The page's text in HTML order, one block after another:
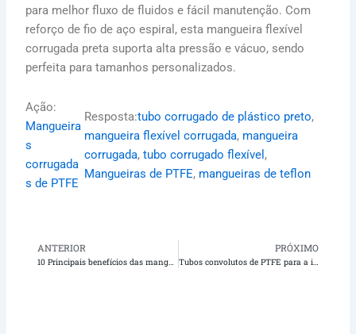
para melhor fluxo de fluidos e fácil manutenção. Com
reforço de fio de aço espiral, esta mangueira flexível
corrugada preta suporta alta pressão e vácuo, sendo
perfeita para tamanhos personalizados.
Ação:
Mangueira
s
corrugada
s de PTFE
Resposta:tubo corrugado de plástico preto
mangueira flexível corrugada, mangueira
corrugada, tubo corrugado flexível
Mangueiras de PTFE, mangueiras de teflon
Anterior
ANTERIOR
10 Principais benefícios das mangueiras corrugadas de PTFE para resistência química e necessidades de alta temperatura | Teflon X
PRÓXIMO
Tubos convolutos de PTFE para a indústria farmacêutica e biotecnológica: Conformidade com a USP Classe VI e benefícios | Teflon X